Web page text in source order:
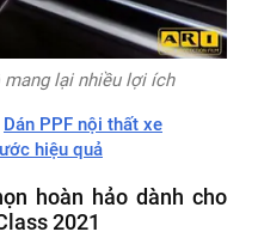
mang lại nhiều lợi ích
Dán PPF nội thất xe
hiệu quả
hoàn hảo dành cho
2021